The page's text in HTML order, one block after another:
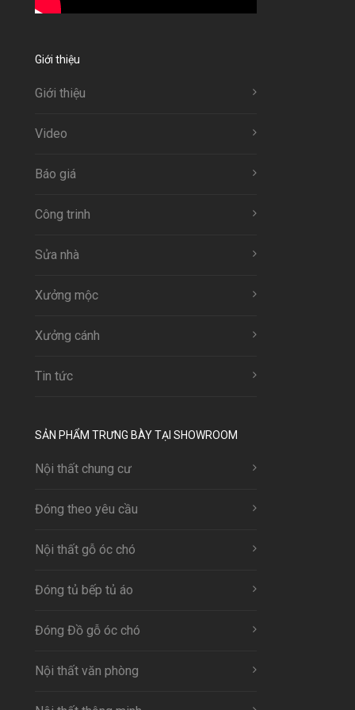
Giới thiệu
Giới thiệu
Video
Báo giá
Công trinh
Sửa nhà
Xưởng mộc
Xưởng cánh
Tin tức
SẢN PHẨM TRƯNG BÀY TẠI SHOWROOM
Nội thất chung cư
Đóng theo yêu cầu
Nội thất gỗ óc chó
Đóng tủ bếp tủ áo
Đóng Đồ gỗ óc chó
Nội thất văn phòng